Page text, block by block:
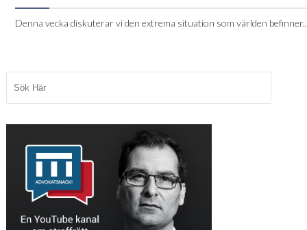
Denna vecka diskuterar vi den extrema situation som världen